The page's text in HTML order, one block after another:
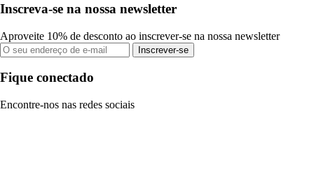
Inscreva-se na nossa newsletter
Aproveite 10% de desconto ao inscrever-se na nossa newsletter
Inscrever-se
Fique conectado
Encontre-nos nas redes sociais